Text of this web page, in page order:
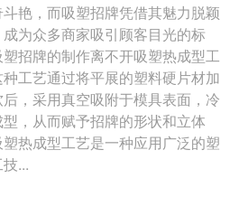
艳，而吸塑招牌凭借其魅力脱颖
为众多商家吸引顾客目光的标
招牌的制作离不开吸塑热成型工
工艺通过将平展的塑料硬片材加
，采用真空吸附于模具表面，冷
，从而赋予招牌的形状和立体
热成型工艺是一种应用广泛的塑
...